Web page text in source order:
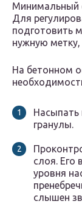
Минимальный
Для
подготовить
нужную метку,
На бетонном
Насыпать
гранулы.
слоя. Его
уровня
слышен